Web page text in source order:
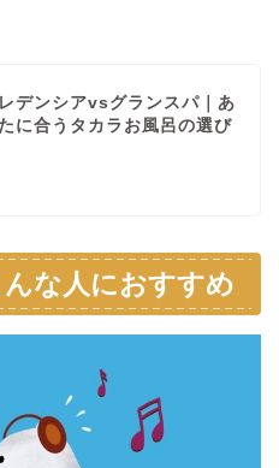
デンシアvsグランスパ｜あ
に合うタカラお風呂の選び
な人におすすめ